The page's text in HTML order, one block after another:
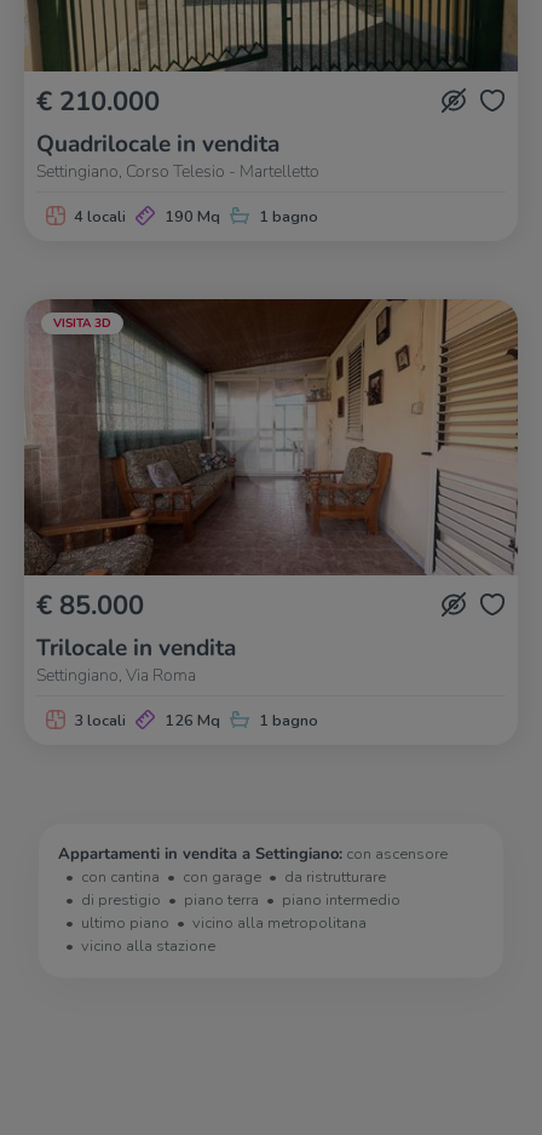
€ 210.000
Quadrilocale in vendita
Settingiano, Corso Telesio - Martelletto
4 locali 190 Mq 1 bagno
VISITA 3D
€ 85.000
Trilocale in vendita
Settingiano, Via Roma
3 locali 126 Mq 1 bagno
Appartamenti in vendita a Settingiano: con ascensore
con cantina
con garage
da ristrutturare
di prestigio
piano terra
piano intermedio
ultimo piano
vicino alla metropolitana
vicino alla stazione